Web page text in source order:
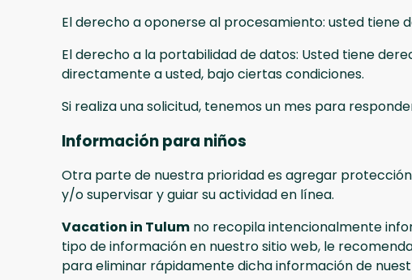
El derecho a oponerse al procesamiento: usted tiene
El derecho a la portabilidad de datos: Usted tiene
directamente a usted, bajo ciertas condiciones.
Si realiza una solicitud, tenemos un mes para
Información para niños
Otra parte de nuestra prioridad es agregar
y/o supervisar y guiar su actividad en línea.
Vacation in Tulum no recopila intencionalmente
tipo de información en nuestro sitio web, le
para eliminar rápidamente dicha información de